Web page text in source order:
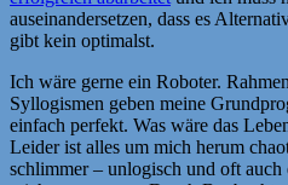
auseinandersetzen, dass es
gibt kein optimalst.
Ich wäre gerne ein Roboter.
Syllogismen geben meine
einfach perfekt. Was wäre das
Leider ist alles um mich herum
schlimmer – unlogisch und oft